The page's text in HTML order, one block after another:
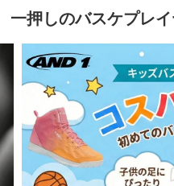
一押しのバスケプレ